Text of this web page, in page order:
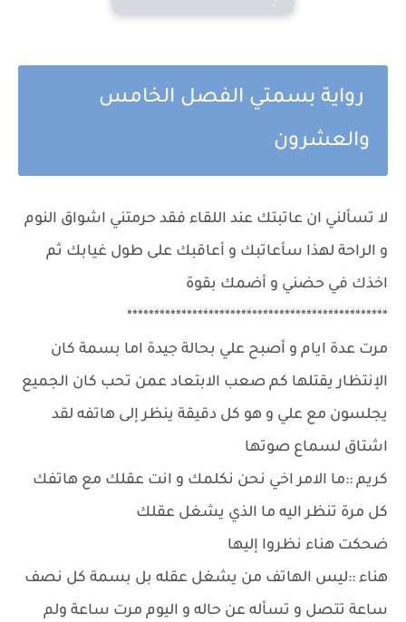
رواية بسمتي الفصل الخامس
والعشرون
لا تسألني ان عاتبتك عند اللقاء فقد حرمتني اشواق النوم
و الراحة لهذا سأعاتبك و أعاقبك على طول غيابك ثم
اخذك في حضني و أضمك بقوة
************************************************
مرت عدة ايام و أصبح علي بحالة جيدة اما بسمة كان
الإنتظار يقتلها كم صعب الابتعاد عمن تحب كان الجميع
يجلسون مع علي و هو كل دقيقة ينظر إلى هاتفه لقد
اشتاق لسماع صوتها
كريم ::ما الامر اخي نحن نكلمك و انت عقلك مع هاتفك
كل مرة تنظر اليه ما الذي يشغل عقلك
ضحكت هناء نظروا إليها
هناء ::ليس الهاتف من يشغل عقله بل بسمة كل نصف
ساعة تتصل و تسأله عن حاله و اليوم مرت ساعة ولم